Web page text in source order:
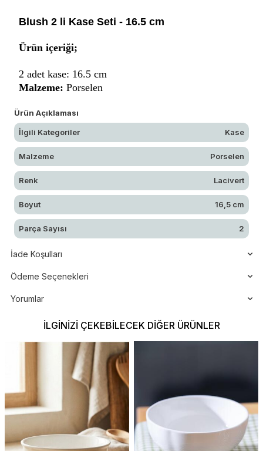
Blush 2 li Kase Seti - 16.5 cm
Ürün içeriği;
2 adet kase: 16.5 cm
Malzeme: Porselen
Ürün Açıklaması
İlgili Kategoriler Kase
Malzeme Porselen
Renk Lacivert
Boyut 16,5 cm
Parça Sayısı 2
İade Koşulları
Ödeme Seçenekleri
Yorumlar
İLGINIZI ÇEKEBILECEK DIĞER ÜRÜNLER